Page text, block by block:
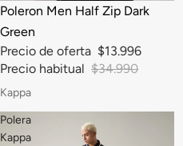
-60%
Poleron Men Half Zip Dark
Green
Precio de oferta $13.996
Precio habitual $34.990
Kappa
Polera
Kappa